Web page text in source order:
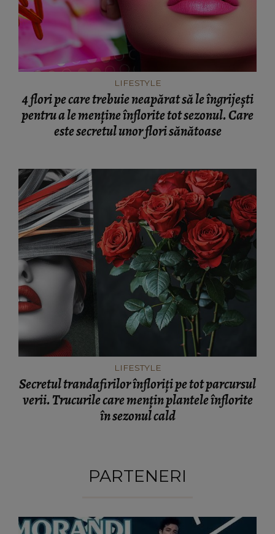
LIFESTYLE
4 flori pe care trebuie neapărat să le îngrijești
pentru a le menține înflorite tot sezonul. Care
este secretul unor flori sănătoase
LIFESTYLE
Secretul trandafirilor înfloriți pe tot parcursul
verii. Trucurile care mențin plantele înflorite
în sezonul cald
PARTENERI